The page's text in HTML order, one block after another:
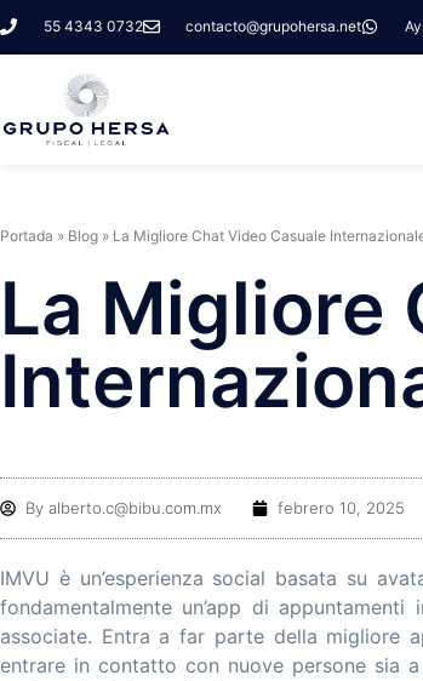
55 4343 0732 contacto@grupohersa.net
Portada » Blog » La Migliore Chat Video Casuale
La Migliore
By alberto.c@bibu.com.mx febrero 10, 2025
IMVU è un’esperienza social basata su
fondamentalmente un’app di
associate. Entra a far parte della migliore
entrare in contatto con nuove persone sia